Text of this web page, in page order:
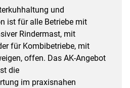
und
ist für alle Betriebe mit
Rindermast, mit
für Kombibetriebe, mit
offen. Das AK-Angebot
die
im praxisnahen